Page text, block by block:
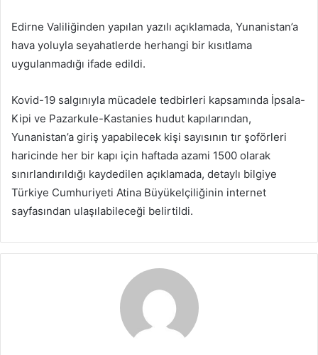
Edirne Valiliğinden yapılan yazılı açıklamada, Yunanistan’a
hava yoluyla seyahatlerde herhangi bir kısıtlama
uygulanmadığı ifade edildi.
Kovid-19 salgınıyla mücadele tedbirleri kapsamında İpsala-
Kipi ve Pazarkule-Kastanies hudut kapılarından,
Yunanistan’a giriş yapabilecek kişi sayısının tır şoförleri
haricinde her bir kapı için haftada azami 1500 olarak
sınırlandırıldığı kaydedilen açıklamada, detaylı bilgiye
Türkiye Cumhuriyeti Atina Büyükelçiliğinin internet
sayfasından ulaşılabileceği belirtildi.